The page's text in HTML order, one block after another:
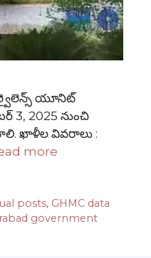
యూనిట్
3, 2025 నుంచి
ఖాళీల వివరాలు :
more
posts, GHMC data
government